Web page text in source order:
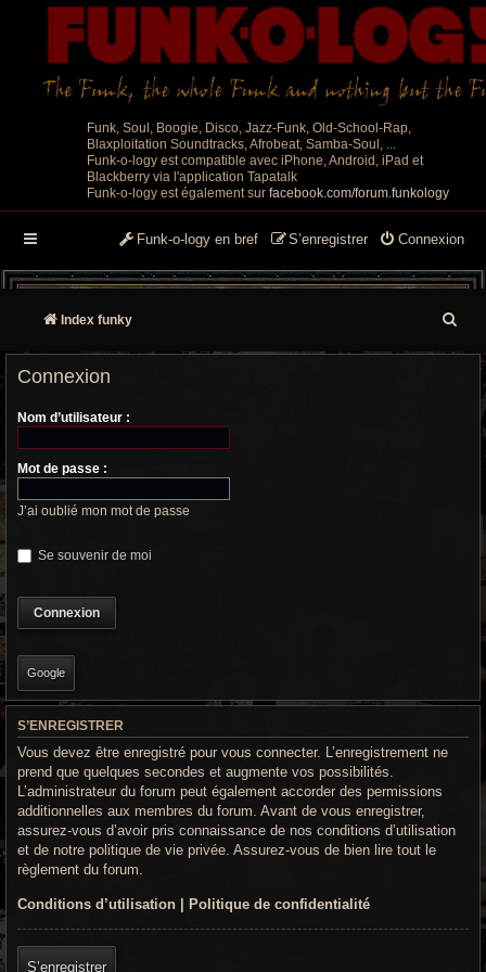
Funk, Soul, Boogie, Disco, Jazz-Funk, Old-School-Rap,
Blaxploitation Soundtracks, Afrobeat, Samba-Soul, ...
Funk-o-logy est compatible avec iPhone, Android, iPad et
Blackberry via l'application Tapatalk
Funk-o-logy est également sur facebook.com/forum.funkology
Connexion
S’enregistrer
Funk-o-logy en bref
Index funky
e
o
o
Connexion
Nom d’utilisateur :
Mot de passe :
J’ai oublié mon mot de passe
Se souvenir de moi
Google
S’ENREGISTRER
Vous devez être enregistré pour vous connecter. L’enregistrement ne
prend que quelques secondes et augmente vos possibilités.
L’administrateur du forum peut également accorder des permissions
additionnelles aux membres du forum. Avant de vous enregistrer,
assurez-vous d’avoir pris connaissance de nos conditions d’utilisation
et de notre politique de vie privée. Assurez-vous de bien lire tout le
règlement du forum.
Conditions d’utilisation | Politique de confidentialité
S’enregistrer